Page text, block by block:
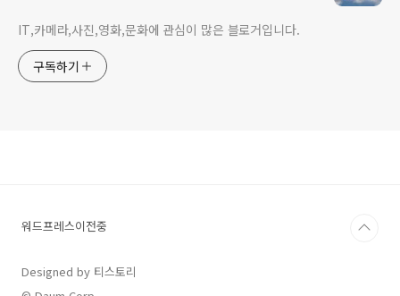
IT,카메라,사진,영화,문화에 관심이 많은 블로거입니다.
구독하기
워드프레스이전중
Designed by 티스토리